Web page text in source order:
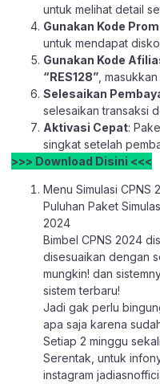
untuk melihat detail
Gunakan Kode
untuk mendapat
Gunakan Kode
“RES128” ,
Selesaikan
selesaikan transaksi
Aktivasi Cepat:
singkat setelah
>>> Download Disini <<<
Menu Simulasi CPNS
Puluhan Paket
2024
Bimbel CPNS 2024
disesuaikan dengan
mungkin! dan
sistem terbaru!
Jadi gak perlu
apa saja karena
Setiap 2 minggu
Serentak, untuk
instagram